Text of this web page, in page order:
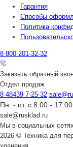
Гарантия
Способы
Политика
8 800 201-32-32
Заказать обратный
Отдел продаж
8 48439 7-25-32
Пн. - пт. с 8.00 - 17.00
sale@rusklad.ru
Мы в социальных
2026 © Техника для